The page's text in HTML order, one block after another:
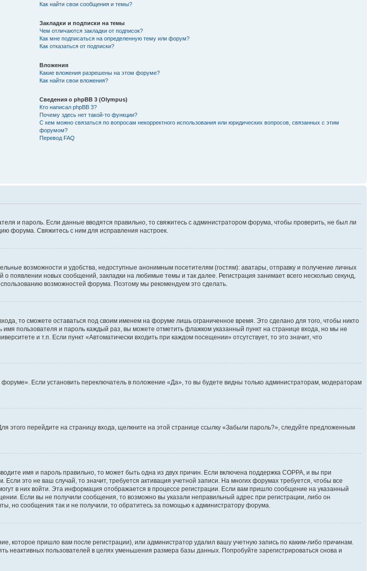
Как найти свои сообщения и темы?
Закладки и подписки на темы
Чем отличаются закладки от подписок?
Как мне подписаться на определенную тему или форум?
Как отказаться от подписки?
Вложения
Какие вложения разрешены на этом форуме?
Как найти свои вложения?
Сведения о phpBB 3 (Olympus)
Кто написал phpBB 3?
Почему здесь нет такой-то функции?
С кем можно связаться по вопросам некорректного использования или юридических вопросов, связанных с этим
форумом?
Перевод FAQ
и пароль. Если данные вводятся правильно, то свяжитесь с администратором форума, чтобы проверить, не был ли
форума. Свяжитесь с ним для исправления настроек.
возможности и удобства, недоступные анонимным посетителям (гостям): аватары, отправку и получение личных
появлении новых сообщений, закладки на любимые темы и так далее. Регистрация занимает всего несколько секунд,
возможностей форума. Поэтому мы рекомендуем это сделать.
то сможете оставаться под своим именем на форуме лишь ограниченное время. Это сделано для того, чтобы никто
пользователя и пароль каждый раз, вы можете отметить флажком указанный пункт на странице входа, но мы не
и т.п. Если пункт «Автоматически входить при каждом посещении» отсутствует, то это значит, что
Если установить переключатель в положение «Да», то вы будете видны только администраторам, модераторам
этого перейдите на страницу входа, щелкните на этой странице ссылку «Забыли пароль?», следуйте предложенным
имя и пароль правильно, то может быть одна из двух причин. Если включена поддержка COPPA, и вы при
это не ваш случай, то значит, требуется активация учетной записи. На многих форумах требуется, чтобы все
в них войти. Эта информация отображается в процессе регистрации. Если вам пришло сообщение на указанный
Если вы не получили сообщения, то возможно вы указали неправильный адрес при регистрации, либо он
но сообщения так и не получили, то обратитесь за помощью к администратору форума.
которое пришло вам после регистрации), или администратор удалил вашу учетную запись по каким-либо причинам.
неактивных пользователей в целях уменьшения размера базы данных. Попробуйте зарегистрироваться снова и